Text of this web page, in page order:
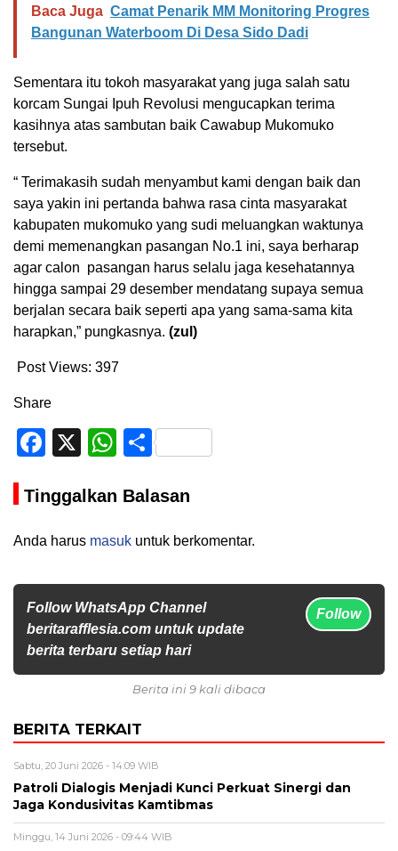
Baca Juga Camat Penarik MM Monitoring Progres
Bangunan Waterboom Di Desa Sido Dadi
Sementara itu tokoh masyarakat yang juga salah satu
korcam Sungai Ipuh Revolusi mengucapkan terima
kasihnya atas sambutan baik Cawabup Mukomuko
tersebut.
“ Terimakasih sudah menyambut kami dengan baik dan
saya yakin ini pertanda bahwa rasa cinta masyarakat
kabupaten mukomuko yang sudi meluangkan waktunya
demi memenangkan pasangan No.1 ini, saya berharap
agar calon pasangan harus selalu jaga kesehatannya
hingga sampai 29 desember mendatang supaya semua
berjalan secara baik seperti apa yang sama-sama kita
harapkan,” pungkasnya. (zul)
Post Views: 397
Share
Facebook
X WhatsApp
Share
Tinggalkan Balasan
Anda harus masuk untuk berkomentar.
Follow WhatsApp Channel
beritarafflesia.com untuk update
berita terbaru setiap hari
Follow
Berita ini 9 kali dibaca
BERITA TERKAIT
Sabtu, 20 Juni 2026 - 14:09 WIB
Patroli Dialogis Menjadi Kunci Perkuat Sinergi dan
Jaga Kondusivitas Kamtibmas
Minggu, 14 Juni 2026 - 09:44 WIB